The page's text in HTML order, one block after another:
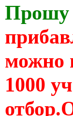
Прошу
можно
1000